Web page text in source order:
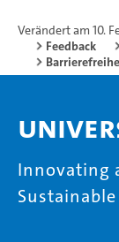
Verändert am 10.
Feedback
Innovating